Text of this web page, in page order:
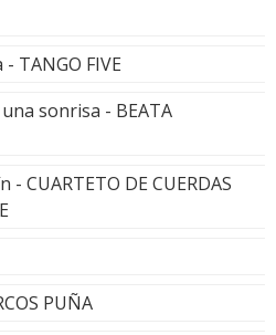
TANGO FIVE
sonrisa - BEATA
CUARTETO DE CUERDAS
PUÑA